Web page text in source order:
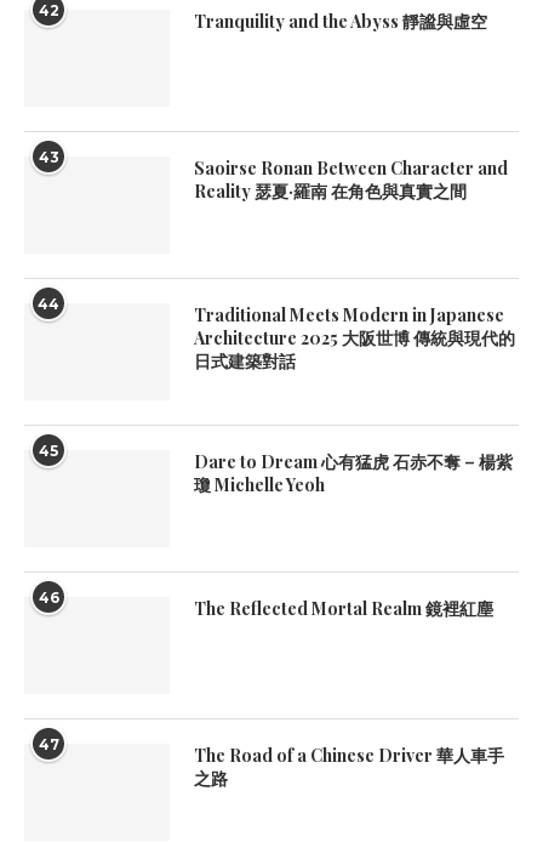
42 Tranquility and the Abyss 靜謐與虛空
43
Saoirse Ronan Between Character and
Reality 瑟夏·羅南 在角色與真實之間
44
Traditional Meets Modern in Japanese
Architecture 2025 大阪世博 傳統與現代的
日式建築對話
45
Dare to Dream 心有猛虎 石赤不奪 – 楊紫
瓊 Michelle Yeoh
46 The Reflected Mortal Realm 鏡裡紅塵
47
The Road of a Chinese Driver 華人車手
之路